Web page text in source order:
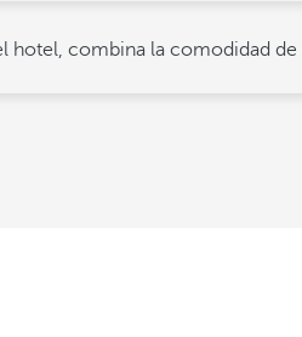
hotel, combina la comodidad